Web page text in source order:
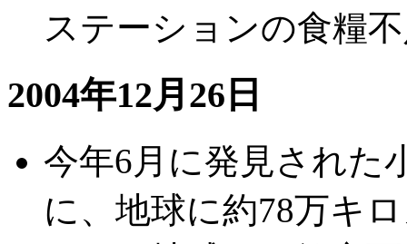
ステーションの食糧
2004年12月26日
今年6月に発見された
に、地球に約78万キ